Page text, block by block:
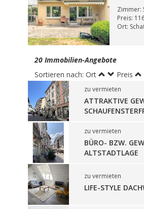
Zimmer:
Preis:
Ort:
20 Immobilien-Angebote
Sortieren nach: Ort
Preis
zu vermieten
ATTRAKTIVE
zu vermieten
BÜRO- BZW.
ALTSTADTLAGE
zu vermieten
LIFE-STYLE